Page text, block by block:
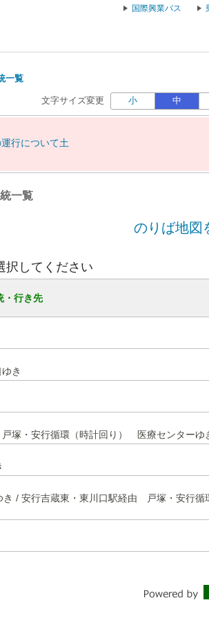
国際興業バス
一覧
文字サイズ変更 小 中
運行について土
一覧
のりば地図
択してください
・行き先
き
塚・安行循環（時計回り） 医療センターゆ
/ 安行吉蔵東・東川口駅経由 戸塚・安行循